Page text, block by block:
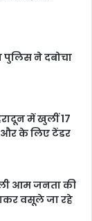
पुलिस ने दबोचा
में खुलीं 17
और के लिए टेंडर
आम जनता की
वसूले जा रहे